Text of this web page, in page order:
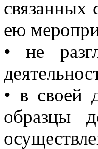
связанных
ею
• не
• в своей
образцы